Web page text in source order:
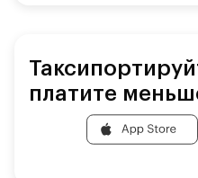
платите